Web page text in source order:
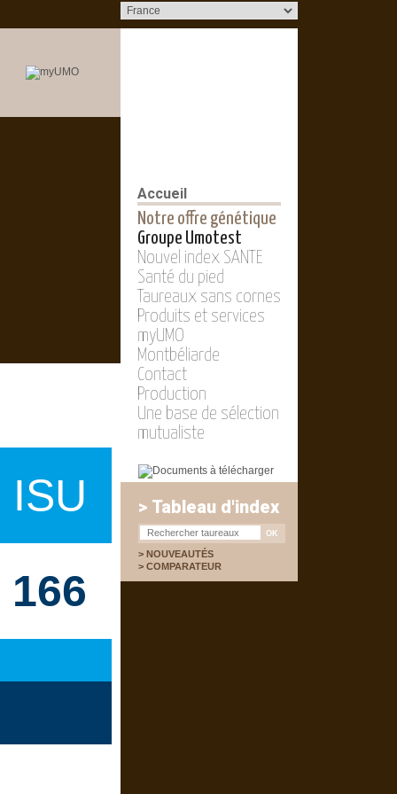
ISU
166
Accueil
Notre offre génétique
Groupe Umotest
Nouvel index SANTE
Santé du pied
Taureaux sans cornes
Produits et services
myUMO
Montbéliarde
Contact
Production
Une base de sélection
mutualiste
> Tableau d'index
NOUVEAUTÉS
COMPARATEUR